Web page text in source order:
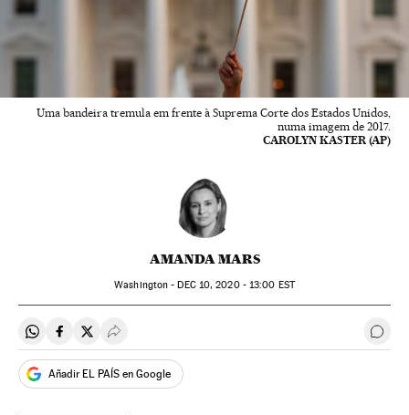
Uma bandeira tremula em frente à Suprema Corte dos Estados Unidos,
numa imagem de 2017.
CAROLYN KASTER (AP)
AMANDA MARS
Washington - DEC10, 2020 - 13:00 EST
Compartir en Whatsapp
Compartir en Facebook
Compartir en Twitter
Desplegar Redes Sociales
Añadir EL PAÍS en Google